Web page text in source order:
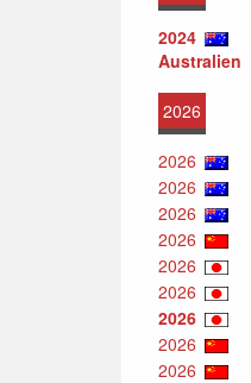
2024
Australien
2026
2026
2026
2026
2026
2026
2026
2026
2026
2026